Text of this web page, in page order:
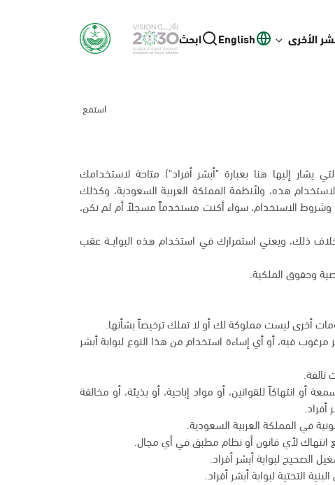
الأخرى English ابحث
استمع
يشار إليها هنا بعبارة "أبشر أفراد") متاحة لاستخدامك
هذه، ولأنظمة المملكة العربية السعودية، وكذلك
الاستخدام، سواء أكنت مستخدماً مسجلاً أم لم تكن،
ذلك، ويعني استمرارك في استخدام هذه البوابــة عقب
وحقوق الملكية.
أخرى ليست مملوكة لك أو لا تملك ترخيصاً بشأنها.
مرغوب فيه، أو أي إساءة استخدام من هذا النوع لبوابة أبشر
انتهاكاً للقوانين، أو مواد إباحية، أو بذيئة، أو مخالفة
أفراد.
في المملكة العربية السعودية.
انتهاك لأي قانون أو نظام مطبق في أي مجال.
الصحيح لبوابة أبشر أفراد.
التحتية لبوابة أبشر أفراد.